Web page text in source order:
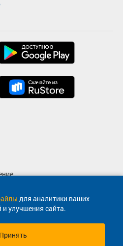
для аналитики ваших
улучшения сайта.
Принять
сообщения
Онлайн сервис продажи